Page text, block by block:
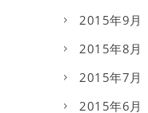
2015年9月
2015年8月
2015年7月
2015年6月